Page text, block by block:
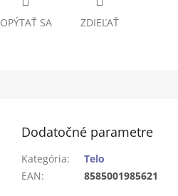
OPÝTAŤ SA ZDIEĽAŤ
Dodatočné parametre
Kategória:
Telo
EAN: 8585001985621